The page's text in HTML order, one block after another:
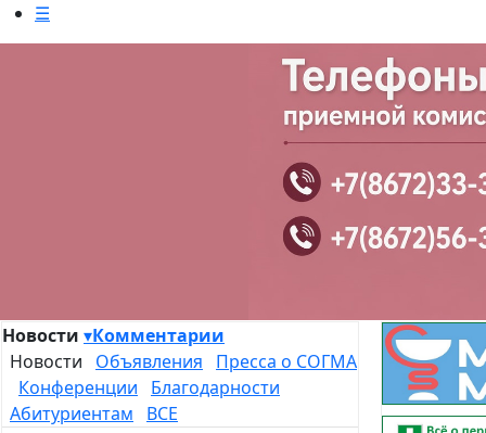
☰
Новости ▾Комментарии
Новости Объявления
Пресса о СОГМА
Конференции
Благодарности
Абитуриентам
ВСЕ